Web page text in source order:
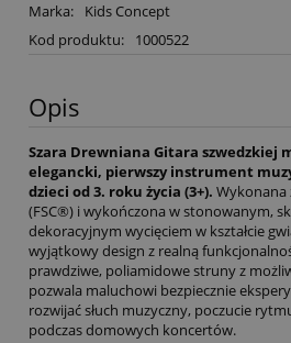
Marka:
Kids Concept
Kod produktu:
1000522
Opis
Szara Drewniana Gitara szwedzkiej
elegancki, pierwszy instrument
dzieci od 3. roku życia (3+). Wykonana
(FSC®) i wykończona w stonowanym,
dekoracyjnym wycięciem w kształcie
wyjątkowy design z realną
prawdziwe, poliamidowe struny z
pozwala maluchowi bezpiecznie
rozwijać słuch muzyczny, poczucie
podczas domowych koncertów.